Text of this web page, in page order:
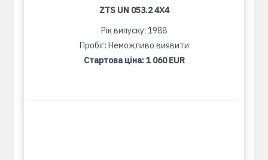
ZTS UN 053.2 4X4
Рік випуску: 1988
Пробіг: Неможливо виявити
Стартова ціна:1 060 EUR